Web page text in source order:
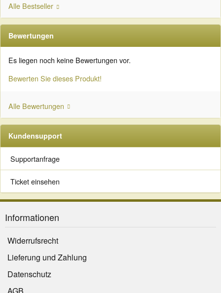
Alle Bestseller
Bewertungen
Es liegen noch keine Bewertungen vor.
Bewerten Sie dieses Produkt!
Alle Bewertungen
Kundensupport
Supportanfrage
Ticket einsehen
Informationen
Widerrufsrecht
Lieferung und Zahlung
Datenschutz